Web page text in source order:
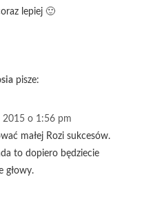
lepiej 🙂
pisze:
2015 o 1:56 pm
małej Rozi sukcesów.
to dopiero będziecie
głowy.